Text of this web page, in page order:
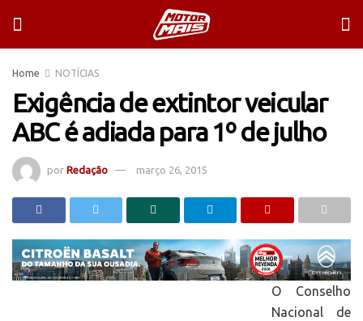
Home NOTÍCIAS
Exigência de extintor veicular
ABC é adiada para 1º de julho
por Redação março 26, 2015
O Conselho
Nacional de